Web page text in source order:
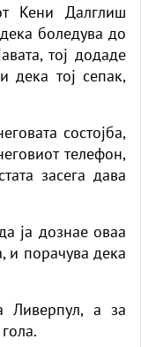
Кени Далглиш
боледува до
тој додаде
дека тој сепак,
состојба,
телефон,
засега дава
ја дознае оваа
и порачува дека
Ливерпул, а за